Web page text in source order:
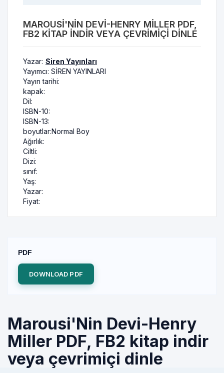
MAROUSI'NIN DEVI-HENRY MILLER PDF,
FB2 KITAP INDIR VEYA ÇEVRIMIÇI DINLE
Yazar: Siren Yayınları
Yayımcı: SİREN YAYINLARI
Yayın tarihi:
kapak:
Dil:
ISBN-10:
ISBN-13:
boyutlar:Normal Boy
Ağırlık:
Ciltli:
Dizi:
sınıf:
Yaş:
Yazar:
Fiyat:
PDF
DOWNLOAD PDF
Marousi'Nin Devi-Henry
Miller PDF, FB2 kitap indir
veya çevrimiçi dinle